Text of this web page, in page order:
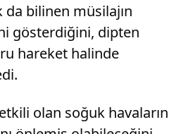
da bilinen müsilajın
gösterdiğini, dipten
hareket halinde
olan soğuk havaların